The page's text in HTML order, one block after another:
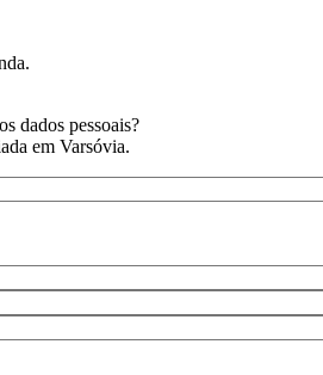
dados pessoais?
em Varsóvia.